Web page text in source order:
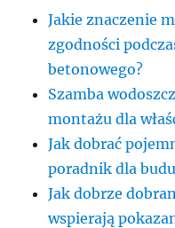
Jakie znaczenie
zgodności
betonowego?
Szamba
montażu dla
Jak dobrać
poradnik dla
Jak dobrze
wspierają